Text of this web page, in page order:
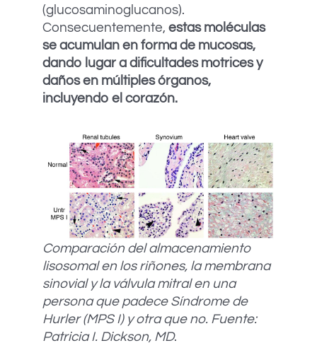
(glucosaminoglucanos).
Consecuentemente, estas moléculas
se acumulan en forma de mucosas,
dando lugar a dificultades motrices y
daños en múltiples órganos,
incluyendo el corazón.
Comparación del almacenamiento
lisosomal en los riñones, la membrana
sinovial y la válvula mitral en una
persona que padece Síndrome de
Hurler (MPS I) y otra que no. Fuente:
Patricia I. Dickson, MD.